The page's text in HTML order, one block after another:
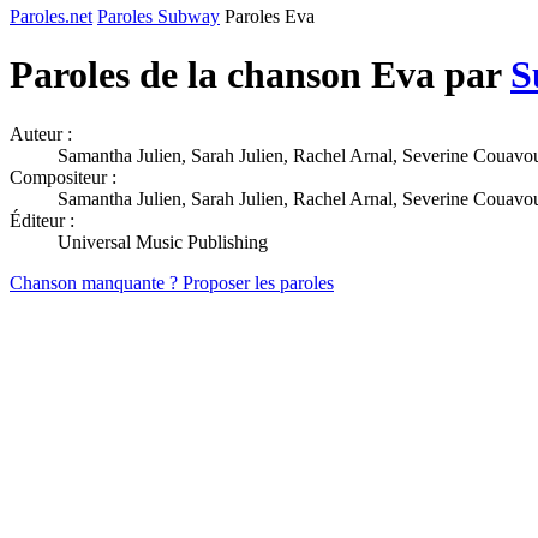
Paroles.net Paroles Subway Paroles Eva
Paroles de la chanson Eva par
Auteur :
Samantha Julien, Sarah Julien, Rachel Arnal, Severine
Compositeur :
Samantha Julien, Sarah Julien, Rachel Arnal, Severine
Éditeur :
Universal Music Publishing
Chanson manquante ? Proposer les paroles